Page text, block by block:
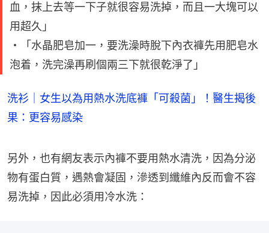
血，抹上去等一下子就很容易洗掉，而且一大塊可以
用超久」
・「水晶肥皂加一，要洗澡時脫下內衣褲先用肥皂水
泡着，洗完澡再刷個兩三下就很乾淨了」
洗衫｜女生以為用熱水洗底褲「可殺菌」！醫生揭後
果：更容易感染
另外，也有網友表示內褲不要用熱水清洗，因為分泌
物有蛋白質，遇熱會凝固，滲透到纖維內反而會不容
易洗掉，因此必須用冷水洗：